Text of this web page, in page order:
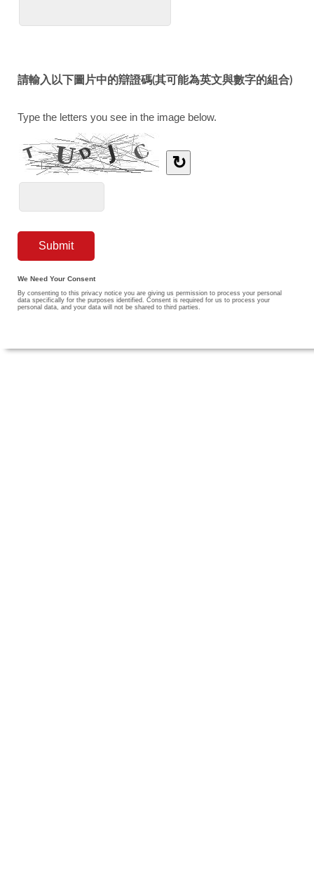
請輸入以下圖片中的辯證碼(其可能為英文與數字的組合)
Type the letters you see in the image below.
↻
We Need Your Consent
By consenting to this privacy notice you are giving us permission to process your personal
data specifically for the purposes identified. Consent is required for us to process your
personal data, and your data will not be shared to third parties.